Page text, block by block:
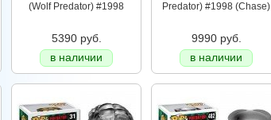
(Wolf Predator) #1998
5390 руб.
в наличии
Predator) #1998 (Chase)
9990 руб.
в наличии